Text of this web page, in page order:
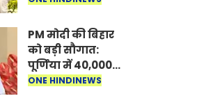
विकास का परचम
PM मोदी की बिहार
को बड़ी सौगात:
पूर्णिया में 40,000
करोड़ की विकास
ONE HINDINEWS